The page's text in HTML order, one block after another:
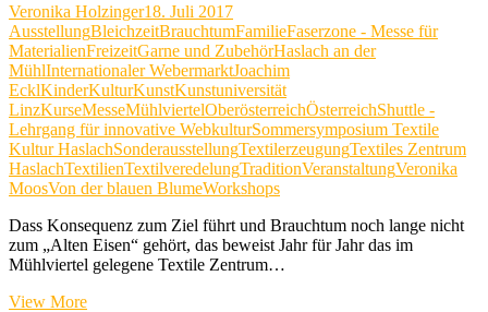
Veronika Holzinger18. Juli 2017
AusstellungBleichzeitBrauchtumFamilieFaserzone - Messe für
MaterialienFreizeitGarne und ZubehörHaslach an der
MühlInternationaler WebermarktJoachim
EcklKinderKulturKunstKunstuniversität
LinzKurseMesseMühlviertelOberösterreichÖsterreichShuttle -
Lehrgang für innovative WebkulturSommersymposium Textile
Kultur HaslachSonderausstellungTextilerzeugungTextiles Zentrum
HaslachTextilienTextilveredelungTraditionVeranstaltungVeronika
MoosVon der blauen BlumeWorkshops
Dass Konsequenz zum Ziel führt und Brauchtum noch lange nicht
zum „Alten Eisen“ gehört, das beweist Jahr für Jahr das im
Mühlviertel gelegene Textile Zentrum…
View MoreHaslach